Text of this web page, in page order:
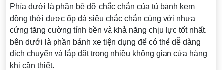
Phía dưới là phần bệ đỡ chắc chắn của tủ bánh kem
đồng thời được ốp đá siêu chắc chắn cùng với nhựa
cứng tăng cường tính bền và khả năng chịu lực tốt nhất.
bên dưới là phần bánh xe tiện dụng để có thể dễ dàng
dịch chuyển và lắp đặt trong nhiều không gian cửa hàng
khi cần thiết.